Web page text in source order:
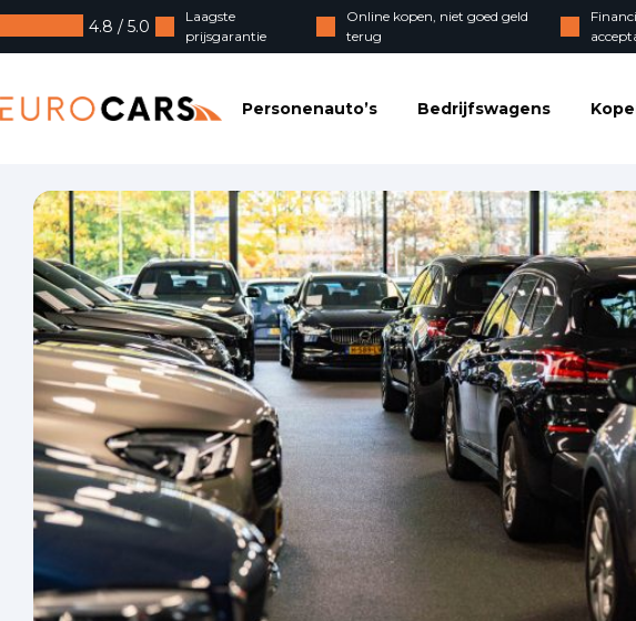
4.8 / 5.0
Laagste
prijsgarantie
Online kopen, niet goed geld
terug
Personenauto’s
Bedrijfswagens